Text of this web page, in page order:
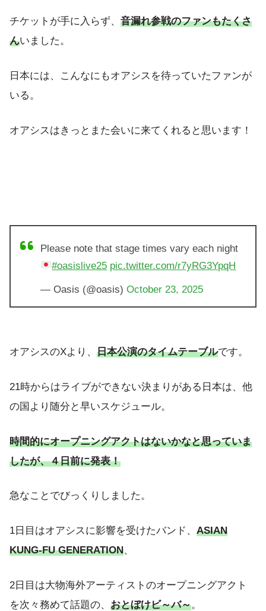
チケットが手に入らず、 音漏れ参戦のファンもたくさ
んいました。
日本には、こんなにもオアシスを待っていたファンが
いる。
オアシスはきっとまた会いに来てくれると思います！
Please note that stage times vary each night
#oasislive25 pic.twitter.com/r7yRG3YpqH
— Oasis (@oasis) October 23, 2025
オアシスのXより、 日本公演のタイムテーブルです。
21時からはライブができない決まりがある日本は、他
の国より随分と早いスケジュール。
時間的にオープニングアクトはないかなと思っていま
したが、４日前に発表！
急なことでびっくりしました。
1日目はオアシスに影響を受けたバンド、 ASIAN
KUNG-FU GENERATION、
2日目は大物海外アーティストのオープニングアクト
を次々務めて話題の、 おとぼけビ～バ～。